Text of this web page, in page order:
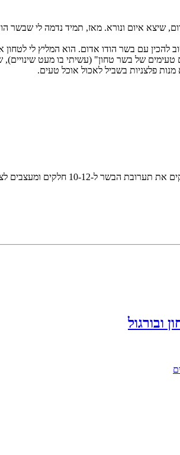
שיצא איום ונורא. מאז, תמיד נדמה לי שבשר
עם בשר הודו אדום. הוא המליץ לי לטחון
טעימים של בשר טחון" (עשיתי בו מעט
פלצניות בשביל לאכול אוכל טעים.
ומטגנים את הנקניקיות משני הצדדים, עד שהן משחימות ותוכן עשוי.
ובורגול